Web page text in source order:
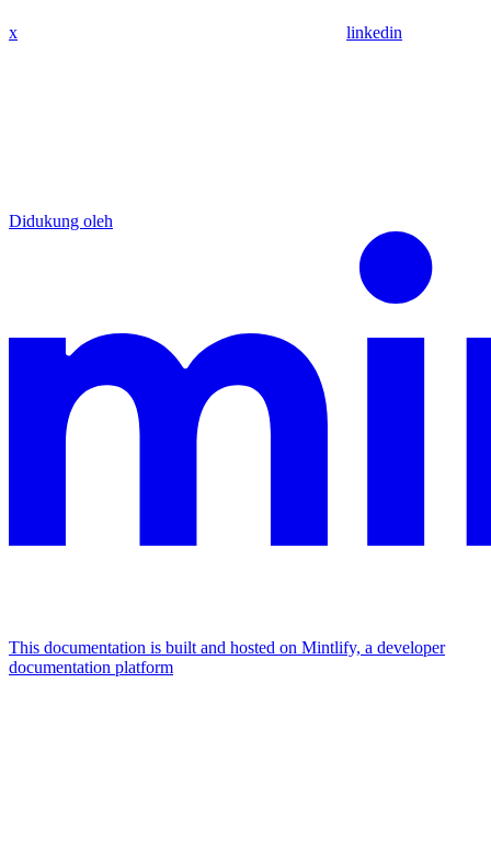
x linkedin
Didukung oleh
This documentation is built and hosted on Mintlify, a developer
documentation platform